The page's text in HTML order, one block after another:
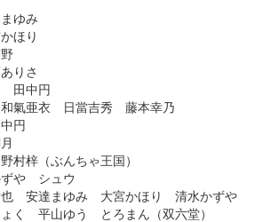
ゆみ
ほり
りさ
田中円
氣亜衣 日當吉秀 藤本幸乃
円
村梓（ぶんちゃ王国）
や シュウ
安達まゆみ 大宮かほり 清水かずや
く 平山ゆう とろまん（双六堂）